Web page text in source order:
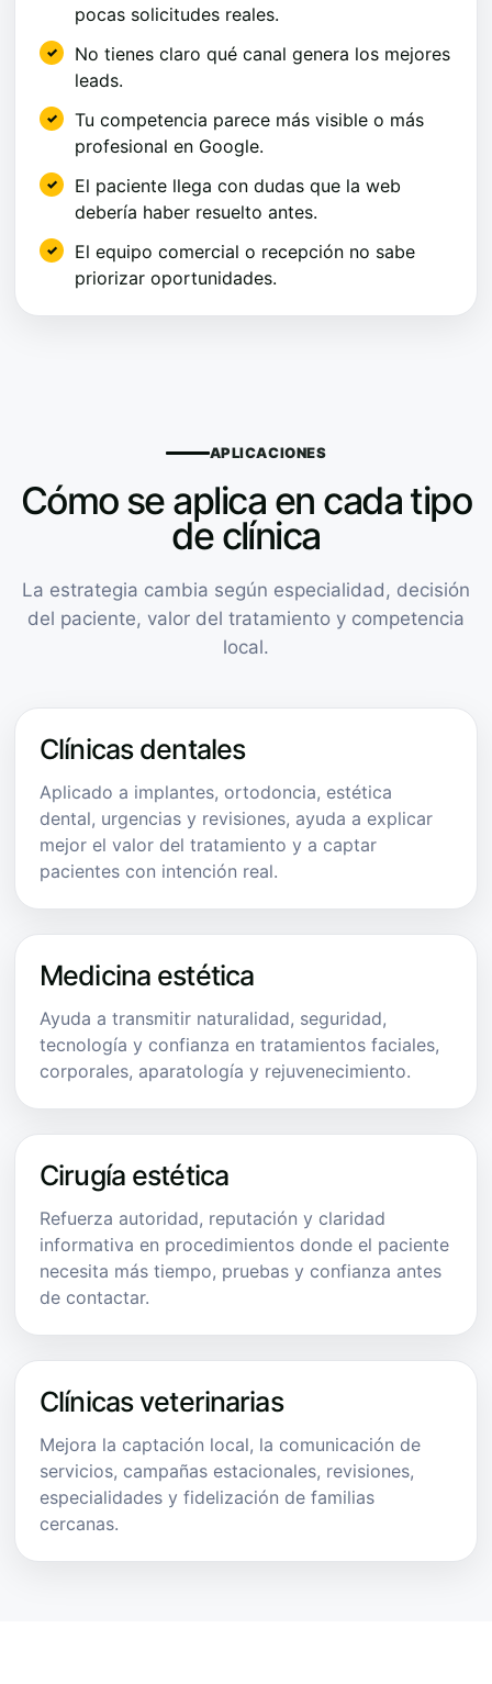
pocas solicitudes reales.
No tienes claro qué canal genera los mejores
leads.
Tu competencia parece más visible o más
profesional en Google.
El paciente llega con dudas que la web
debería haber resuelto antes.
El equipo comercial o recepción no sabe
priorizar oportunidades.
APLICACIONES
Cómo se aplica en cada tipo
de clínica
La estrategia cambia según especialidad, decisión
del paciente, valor del tratamiento y competencia
local.
Clínicas dentales
Aplicado a implantes, ortodoncia, estética
dental, urgencias y revisiones, ayuda a explicar
mejor el valor del tratamiento y a captar
pacientes con intención real.
Medicina estética
Ayuda a transmitir naturalidad, seguridad,
tecnología y confianza en tratamientos faciales,
corporales, aparatología y rejuvenecimiento.
Cirugía estética
Refuerza autoridad, reputación y claridad
informativa en procedimientos donde el paciente
necesita más tiempo, pruebas y confianza antes
de contactar.
Clínicas veterinarias
Mejora la captación local, la comunicación de
servicios, campañas estacionales, revisiones,
especialidades y fidelización de familias
cercanas.